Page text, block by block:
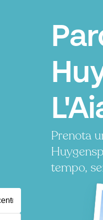
Prenota
tempo,